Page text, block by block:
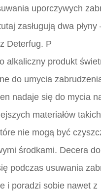
uporczywych
zasługują dwa płyny
Deterfug. P
alkaliczny produkt
do umycia
nadaje się do mycia
materiałów
nie mogą być
środkami. Decera
podczas usuwania
i poradzi sobie nawet z